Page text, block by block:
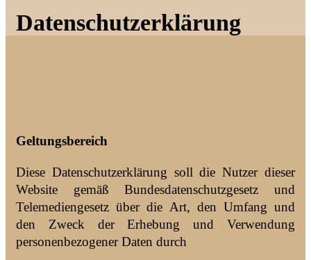
Datenschutzerklärung
Geltungsbereich
Diese Datenschutzerklärung soll die Nutzer dieser
Website gemäß Bundesdatenschutzgesetz und
Telemediengesetz über die Art, den Umfang und
den Zweck der Erhebung und Verwendung
personenbezogener Daten durch